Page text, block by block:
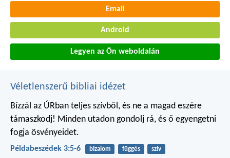
Email
Android
Legyen az Ön weboldalán
Véletlenszerű bibliai idézet
Bízzál az ÚRban teljes szívből, és ne a magad eszére
támaszkodj! Minden utadon gondolj rá, és ő egyengetni
fogja ösvényeidet.
Példabeszédek 3:5-6 bizalom függés szív